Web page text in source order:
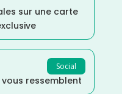
sur une carte
Social
ressemblent